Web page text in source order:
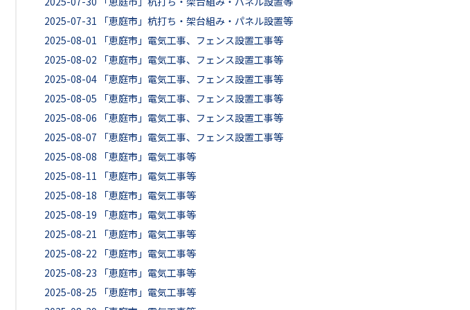
2025-07-31
「恵庭市」杭打ち・架台組み・パネル設置等
2025-08-01
「恵庭市」電気工事、フェンス設置工事等
2025-08-02
「恵庭市」電気工事、フェンス設置工事等
2025-08-04 「恵庭市」電気工事、フェンス設置工事等
2025-08-05
「恵庭市」電気工事、フェンス設置工事等
2025-08-06
「恵庭市」電気工事、フェンス設置工事等
2025-08-07
「恵庭市」電気工事、フェンス設置工事等
2025-08-08
「恵庭市」電気工事等
2025-08-11
「恵庭市」電気工事等
2025-08-18
「恵庭市」電気工事等
2025-08-19
「恵庭市」電気工事等
2025-08-21
「恵庭市」電気工事等
2025-08-22
「恵庭市」電気工事等
2025-08-23
「恵庭市」電気工事等
2025-08-25
「恵庭市」電気工事等